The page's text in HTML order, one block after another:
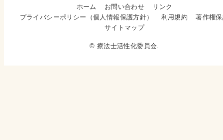
ホーム お問い合わせ
リンク
プライバシーポリシー（個人情報保護方針）
利用規約
著作権
サイトマップ
© 療法士活性化委員会.